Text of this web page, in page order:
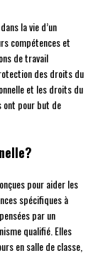
la vie d’un
compétences et
de travail
des droits du
et les droits du
ont pour but de
pour aider les
spécifiques à
par un
qualifié. Elles
en salle de classe,